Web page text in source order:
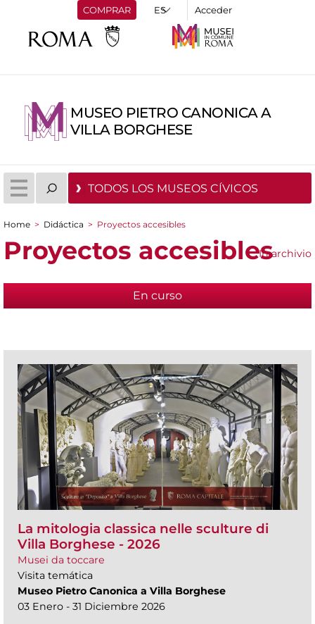
COMPRAR Acceder
MUSEO PIETRO CANONICA A
VILLA BORGHESE
TODOS LOS MUSEOS CÍVICOS
You are here
Home > Didáctica > Proyectos accesibles
Proyectos accesiblesIn archivio
En curso
La mitologia classica nelle sculture di
Villa Borghese - 2026
Musei da toccare
Visita temática
Museo Pietro Canonica a Villa Borghese
03 Enero - 31 Diciembre 2026